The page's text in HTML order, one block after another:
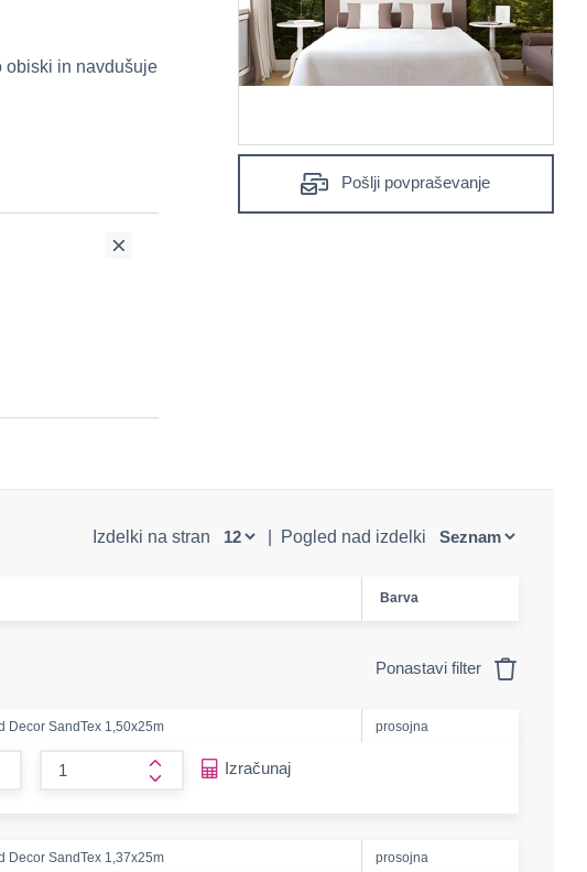
obiski in navdušuje
Pošlji povpraševanje
Izdelki na stran Pogled nad izdelki
Barva
Ponastavi filter
Decor SandTex 1,50x25m prosojna
form.increase-amount
Izračunaj
Decor SandTex 1,37x25m prosojna